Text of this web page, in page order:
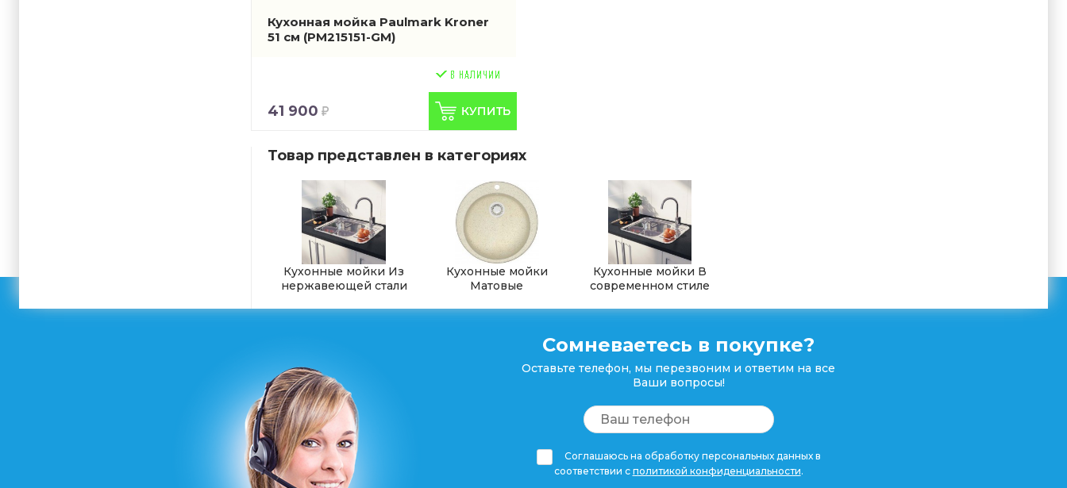
Кухонная мойка Paulmark Kroner
51 см (PM215151-GM)
41 900
Товар представлен в категориях
Кухонные мойки Из
нержавеющей стали
Кухонные мойки
Матовые
Кухонные мойки В
современном стиле
Сомневаетесь в покупке?
Оставьте телефон, мы перезвоним и ответим на все
Ваши вопросы!
Соглашаюсь на обработку персональных данных в
соответствии с политикой конфиденциальности.